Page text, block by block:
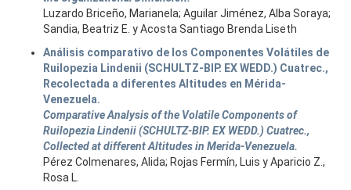
Luzardo Briceño, Marianela; Aguilar Jiménez, Alba Soraya;
Sandia, Beatriz E. y Acosta Santiago Brenda Liseth
Análisis comparativo de los Componentes Volátiles de
Ruilopezia Lindenii (SCHULTZ-BIP. EX WEDD.) Cuatrec.,
Recolectada a diferentes Altitudes en Mérida-
Venezuela.
Comparative Analysis of the Volatile Components of
Ruilopezia Lindenii (SCHULTZ-BIP. EX WEDD.) Cuatrec.,
Collected at different Altitudes in Merida-Venezuela.
Pérez Colmenares, Alida; Rojas Fermín, Luis y Aparicio Z.,
Rosa L.